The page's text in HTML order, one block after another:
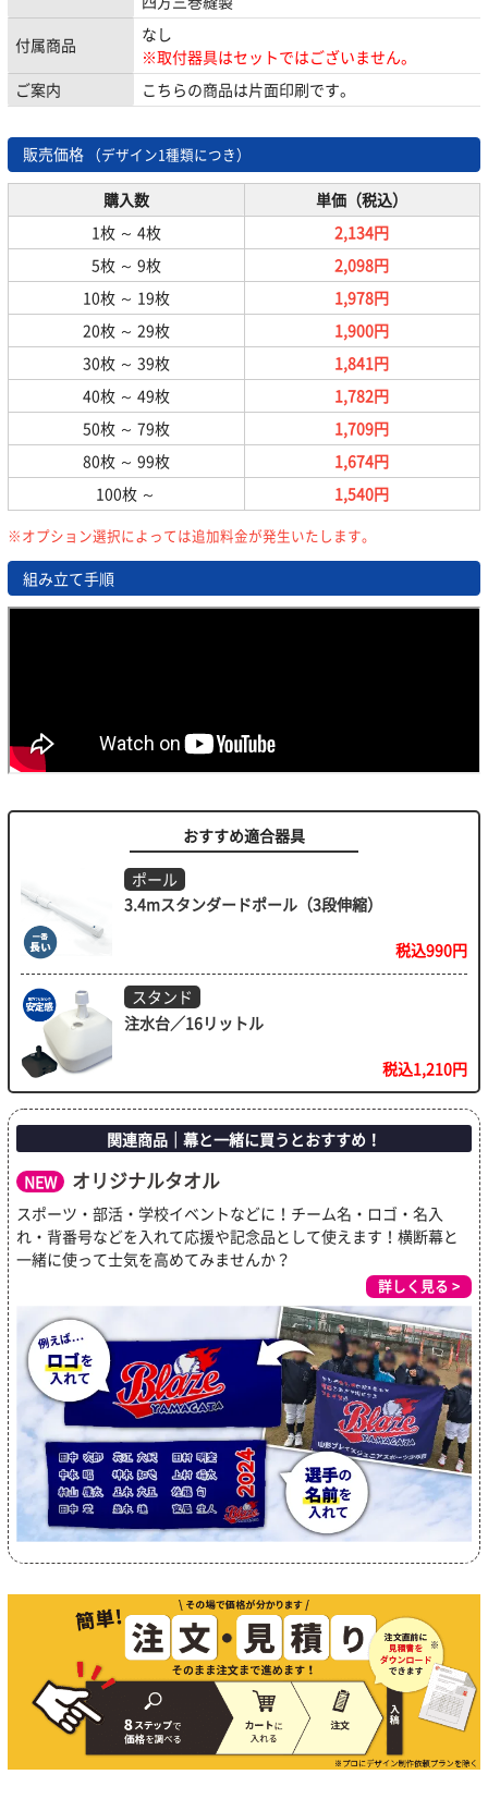
付属商品
なし
※取付器具はセットではございません。
ご案内
こちらの商品は片面印刷です。
販売価格 （デザイン1種類につき）
購入数
単価（税込）
1枚 ～ 4枚
2,134円
5枚 ～ 9枚
2,098円
10枚 ～ 19枚
1,978円
20枚 ～ 29枚
1,900円
30枚 ～ 39枚
1,841円
40枚 ～ 49枚
1,782円
50枚 ～ 79枚
1,709円
80枚 ～ 99枚
1,674円
100枚 ～ 1,540円
※オプション選択によっては追加料金が発生いたします。
組み立て手順
おすすめ適合器具
ポール
3.4mスタンダードポール（3段伸縮）
税込990円
スタンド
注水台／16リットル
税込1,210円
関連商品｜幕と一緒に買うとおすすめ！
NEW
オリジナルタオル
スポーツ・部活・学校イベントなどに！チーム名・ロゴ・名入
れ・背番号などを入れて応援や記念品として使えます！横断幕と
一緒に使って士気を高めてみませんか？
詳しく見る >